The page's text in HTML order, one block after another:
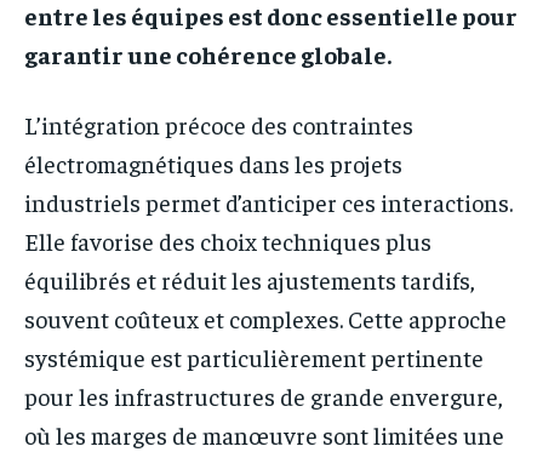
entre les équipes est donc essentielle pour
garantir une cohérence globale.
L’intégration précoce des contraintes
électromagnétiques dans les projets
industriels permet d’anticiper ces interactions.
Elle favorise des choix techniques plus
équilibrés et réduit les ajustements tardifs,
souvent coûteux et complexes. Cette approche
systémique est particulièrement pertinente
pour les infrastructures de grande envergure,
où les marges de manœuvre sont limitées une